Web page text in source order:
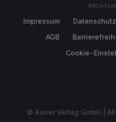
Impressum Datenschutz
AGB
Cookie-
© Kurier Verlag GmbH |